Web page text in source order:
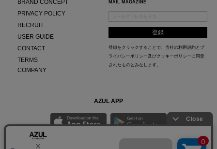
BRAND CONCEPT
PRIVACY POLICY
RECRUIT
USER GUIDE
CONTACT
TERMS
COMPANY
MAIL MAGAZINE
登録をクリックすることで、当社の利用規約と プ
ライバシーポリシー及びクッキーポリシー に同意
されたものとみなします。
AZUL APP